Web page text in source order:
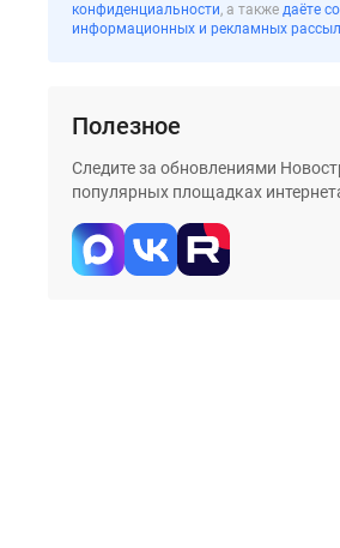
конфиденциальности, а также даёте
информационных и рекламных
Полезное
Следите за обновлениями
популярных площадках